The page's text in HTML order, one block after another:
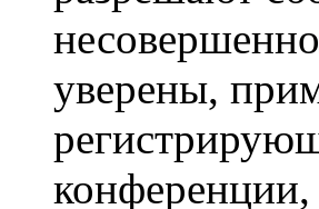
уверены,